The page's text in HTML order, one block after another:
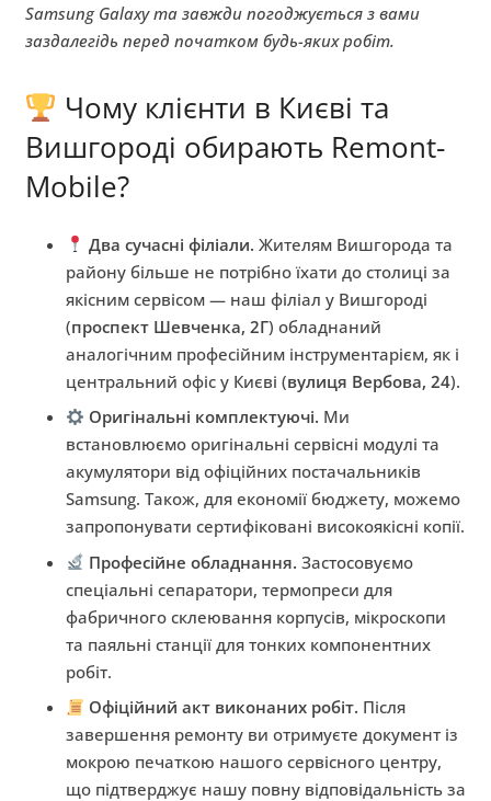
Samsung Galaxy та завжди погоджується з вами
заздалегідь перед початком будь-яких робіт.
Чому клієнти в Києві та
Вишгороді обирають Remont-
Mobile?
Два сучасні філіали. Жителям Вишгорода та
району більше не потрібно їхати до столиці за
якісним сервісом — наш філіал у Вишгороді
(проспект Шевченка, 2Г) обладнаний
аналогічним професійним інструментарієм, як і
центральний офіс у Києві (вулиця Вербова, 24).
Оригінальні комплектуючі. Ми
встановлюємо оригінальні сервісні модулі та
акумулятори від офіційних постачальників
Samsung. Також, для економії бюджету, можемо
запропонувати сертифіковані високоякісні копії.
Професійне обладнання. Застосовуємо
спеціальні сепаратори, термопреси для
фабричного склеювання корпусів, мікроскопи
та паяльні станції для тонких компонентних
робіт.
Офіційний акт виконаних робіт. Після
завершення ремонту ви отримуєте документ із
мокрою печаткою нашого сервісного центру,
що підтверджує нашу повну відповідальність за